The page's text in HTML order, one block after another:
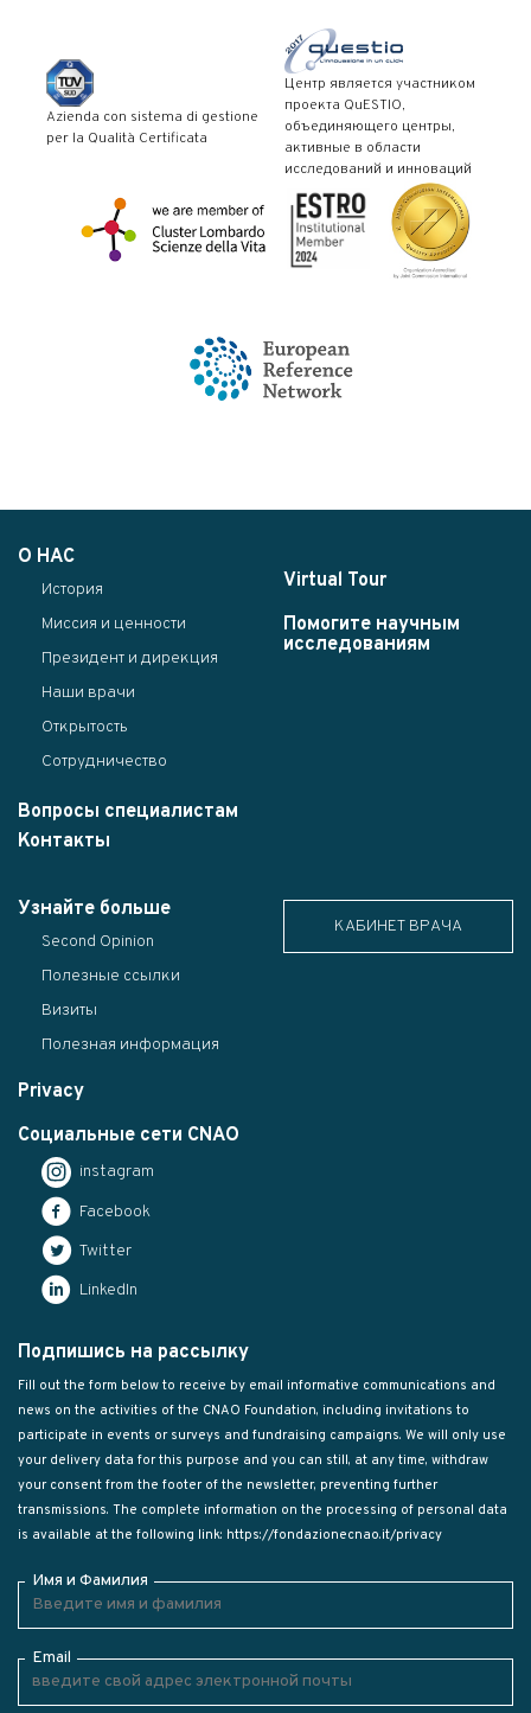
Azienda con sistema di gestione
per la Qualità Certificata
Центр является участником
проекта QuESTIO,
объединяющего центры,
активные в области
исследований и инноваций
О НАС
История
Миссия и ценности
Президент и дирекция
Наши врачи
Открытость
Сотрудничество
Вопросы специалистам
Контакты
Virtual Tour
Помогите научным
исследованиям
Узнайте больше
Second Opinion
Полезные ссылки
Визиты
Полезная информация
Privacy
Социальные сети CNAO
instagram
Facebook
Twitter
LinkedIn
КАБИНЕТ ВРАЧА
Подпишись на рассылку
Fill out the form below to receive by email informative communications and
news on the activities of the CNAO Foundation, including invitations to
participate in events or surveys and fundraising campaigns. We will only use
your delivery data for this purpose and you can still, at any time, withdraw
your consent from the footer of the newsletter, preventing further
transmissions. The complete information on the processing of personal data
is available at the following link: https://fondazionecnao.it/privacy
Имя и Фамилия
Email